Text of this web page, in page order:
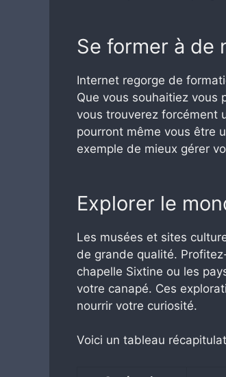
Se former à de
Internet regorge de
Que vous souhaitiez vous
vous trouverez forcément
pourront même vous être
exemple de mieux gérer
Explorer le
Les musées et sites
de grande qualité.
chapelle Sixtine ou les
votre canapé. Ces
nourrir votre curiosité.
Voici un tableau